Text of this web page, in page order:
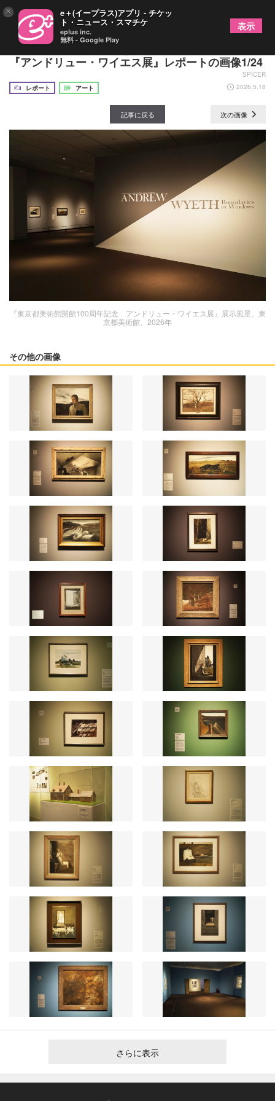
日本で17年ぶり、新たな視点で魅せる待望の回顧展
『アンドリュー・ワイエス展』レポートの画像1/24
SPICER
レポート
アート 2026.5.18
記事に戻る 次の画像
『東京都美術館開館100周年記念 アンドリュー・ワイエス展』展示風景、東
京都美術館、2026年
その他の画像
さらに表示
× e＋(イープラス)アプリ - チケッ
ト・ニュース・スマチケ
eplus inc.
無料 - Google Play
表示